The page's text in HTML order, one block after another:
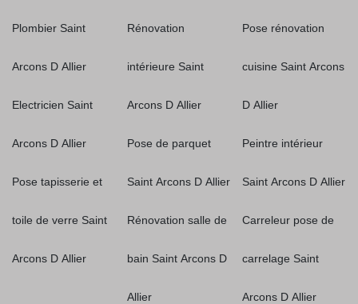
Plombier Saint
Arcons D Allier
Electricien Saint
Arcons D Allier
Pose tapisserie et
toile de verre Saint
Arcons D Allier
Rénovation
intérieure Saint
Arcons D Allier
Pose de parquet
Saint Arcons D Allier
Rénovation salle de
bain Saint Arcons D
Allier
Pose rénovation
cuisine Saint Arcons
D Allier
Peintre intérieur
Saint Arcons D Allier
Carreleur pose de
carrelage Saint
Arcons D Allier